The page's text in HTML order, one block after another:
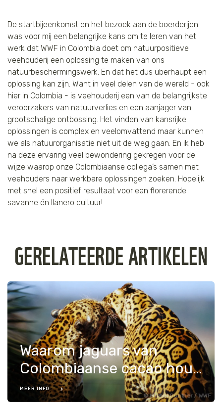
De startbijeenkomst en het bezoek aan de boerderijen
was voor mij een belangrijke kans om te leren van het
werk dat WWF in Colombia doet om natuurpositieve
veehouderij een oplossing te maken van ons
natuurbeschermingswerk. En dat het dus überhaupt een
oplossing kan zijn. Want in veel delen van de wereld - ook
hier in Colombia - is veehouderij een van de belangrijkste
veroorzakers van natuurverlies en een aanjager van
grootschalige ontbossing. Het vinden van kansrijke
oplossingen is complex en veelomvattend maar kunnen
we als natuurorganisatie niet uit de weg gaan. En ik heb
na deze ervaring veel bewondering gekregen voor de
wijze waarop onze Colombiaanse collega’s samen met
veehouders naar werkbare oplossingen zoeken. Hopelijk
met snel een positief resultaat voor een florerende
savanne én llanero cultuur!
GERELATEERDE ARTIKELEN
Michel Gunther / WWF
Waarom jaguars van
Colombiaanse cacao houden
MEER INFO